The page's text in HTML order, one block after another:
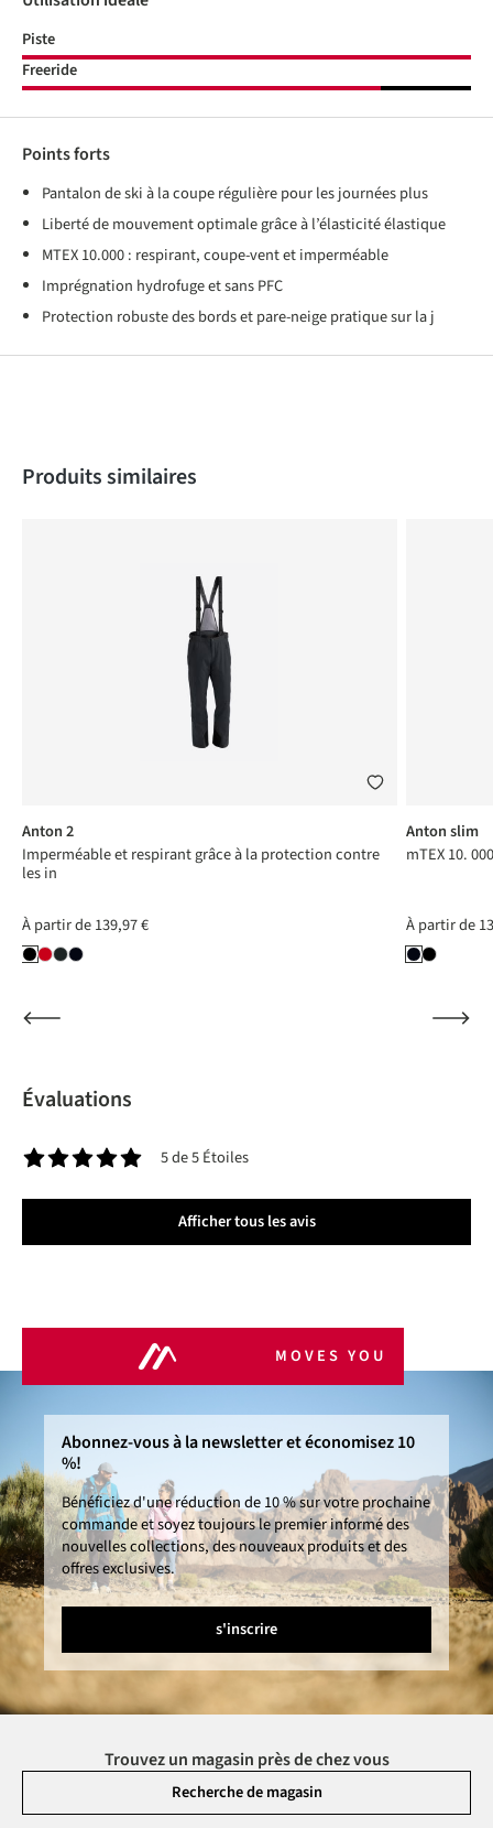
Piste
Freeride
Points forts
Pantalon de ski à la coupe régulière pour les journées plus
Liberté de mouvement optimale grâce à l’élasticité élastique
MTEX 10.000 : respirant, coupe-vent et imperméable
Imprégnation hydrofuge et sans PFC
Protection robuste des bords et pare-neige pratique sur la j
Produktgalerie überspringen
Produits similaires
Anton 2
Imperméable et respirant grâce à la protection contre
les in
À partir de139,97 €
Anton slim
mTEX 10.
À partir de
Évaluations
5 de 5 Étoiles
Afficher tous les avis
MOVES YOU
Abonnez-vous à la newsletter et économisez 10
%!
Bénéficiez d'une réduction de 10 % sur votre prochaine
commande et soyez toujours le premier informé des
nouvelles collections, des nouveaux produits et des
offres exclusives.
s'inscrire
Trouvez un magasin près de chez vous
Recherche de magasin